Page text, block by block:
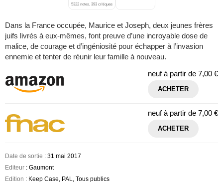
5322 notes, 393 critiques
Dans la France occupée, Maurice et Joseph, deux jeunes frères
juifs livrés à eux-mêmes, font preuve d’une incroyable dose de
malice, de courage et d’ingéniosité pour échapper à l’invasion
ennemie et tenter de réunir leur famille à nouveau.
neuf à partir de 7,00 €
ACHETER
neuf à partir de 7,00 €
ACHETER
Date de sortie : 31 mai 2017
Editeur : Gaumont
Edition : Keep Case, PAL, Tous publics